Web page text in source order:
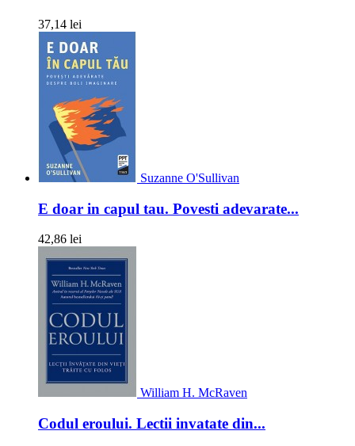
37,14 lei
Suzanne O'Sullivan
E doar in capul tau. Povesti adevarate...
42,86 lei
William H. McRaven
Codul eroului. Lectii invatate din...